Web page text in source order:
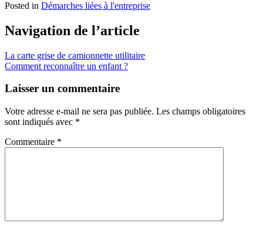
Posted in Démarches liées à l'entreprise
Navigation de l’article
La carte grise de camionnette utilitaire
Comment reconnaître un enfant ?
Laisser un commentaire
Votre adresse e-mail ne sera pas publiée. Les champs obligatoires
sont indiqués avec *
Commentaire *